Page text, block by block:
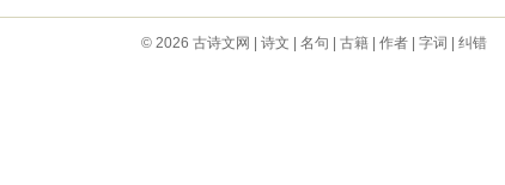
© 2026 古诗文网 诗文 名句 古籍| 作者| 字词 纠错